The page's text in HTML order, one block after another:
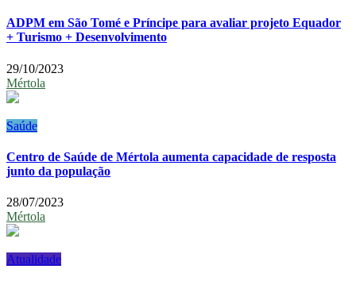
ADPM em São Tomé e Príncipe para avaliar projeto Equador
+ Turismo + Desenvolvimento
29/10/2023
Mértola
Saúde
Centro de Saúde de Mértola aumenta capacidade de resposta
junto da população
28/07/2023
Mértola
Atualidade